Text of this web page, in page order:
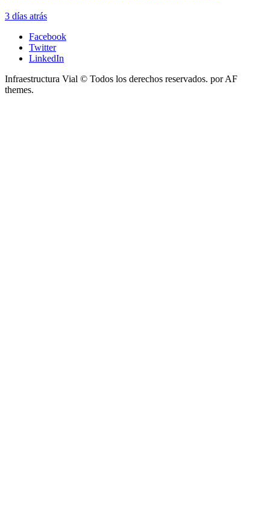
3 días atrás
Facebook
Twitter
LinkedIn
Infraestructura Vial © Todos los derechos reservados. por AF
themes.